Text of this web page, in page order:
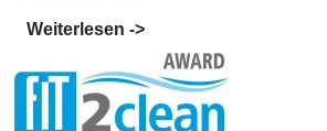
Weiterlesen ->